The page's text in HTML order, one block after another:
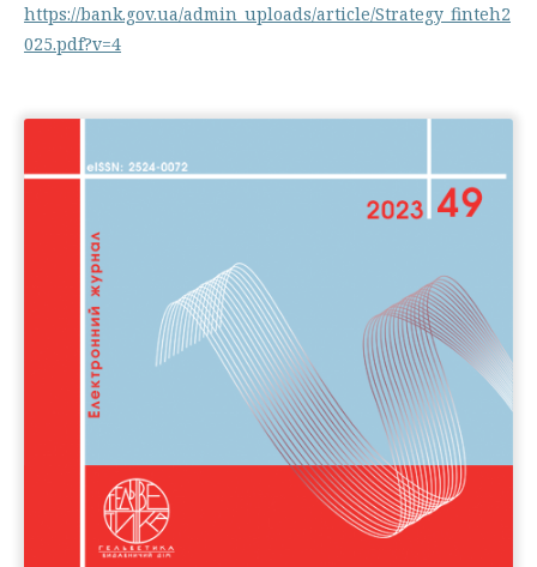
https://bank.gov.ua/admin_uploads/article/Strategy_finteh2
025.pdf?v=4